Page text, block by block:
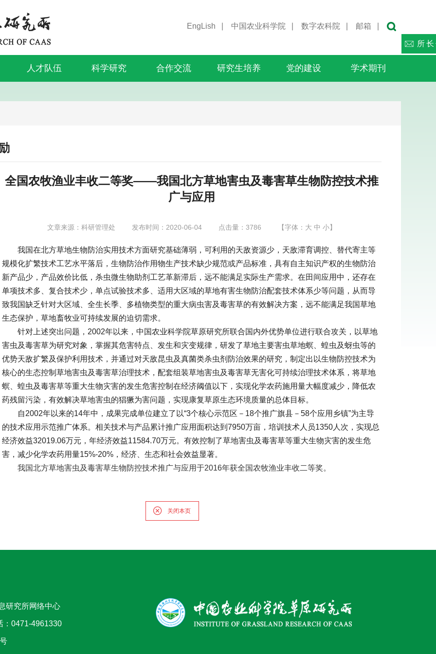
所
EngLish 中国农业科学院 数字农科院 邮箱
人才队伍 科学研究 合作交流 研究生培养 党的建设 学术期刊
全国农牧渔业丰收二等奖——我国北方草地害虫及毒害草生物防控技术推
广与应用
文章来源：科研管理处 发布时间：2020-06-04 点击量： 3786 【字体： 大 中 小】
我国在北方草地生物防治实用技术方面研究基础薄弱，可利用的天敌资源少，天敌滞育调控、替代寄主等
规模化扩繁技术工艺水平落后，生物防治作用物生产技术缺少规范或产品标准，具有自主知识产权的生物防治
新产品少，产品效价比低，杀虫微生物助剂工艺革新滞后，远不能满足实际生产需求。在田间应用中，还存在
单项技术多、复合技术少，单点试验技术多、适用大区域的草地有害生物防治配套技术体系少等问题，从而导
致我国缺乏针对大区域、全生长季、多植物类型的重大病虫害及毒害草的有效解决方案，远不能满足我国草地
生态保护，草地畜牧业可持续发展的迫切需求。
针对上述突出问题，2002年以来，中国农业科学院草原研究所联合国内外优势单位进行联合攻关，以草地
害虫及毒害草为研究对象，掌握其危害特点、发生和灾变规律，研发了草地主要害虫草地螟、蝗虫及蚜虫等的
优势天敌扩繁及保护利用技术，并通过对天敌昆虫及真菌类杀虫剂防治效果的研究，制定出以生物防控技术为
核心的生态控制草地害虫及毒害草治理技术，配套组装草地害虫及毒害草无害化可持续治理技术体系，将草地
螟、蝗虫及毒害草等重大生物灾害的发生危害控制在经济阈值以下，实现化学农药施用量大幅度减少，降低农
药残留污染，有效解决草地害虫的猖獗为害问题，实现康复草原生态环境质量的总体目标。
自2002年以来的14年中，成果完成单位建立了以“3个核心示范区－18个推广旗县－58个应用乡镇”为主导
的技术应用示范推广体系。相关技术与产品累计推广应用面积达到7950万亩，培训技术人员1350人次，实现总
经济效益32019.06万元，年经济效益11584.70万元。有效控制了草地害虫及毒害草等重大生物灾害的发生危
害，减少化学农药用量15%-20%，经济、生态和社会效益显著。
我国北方草地害虫及毒害草生物防控技术推广与应用于2016年获全国农牧渔业丰收二等奖。
关闭本页
研究所网络中心
：0471-4961330